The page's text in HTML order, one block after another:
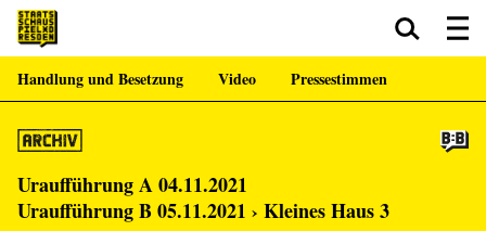
Zum Hauptinhalt springen Zum Footer springen
Handlung und Besetzung Video Pressestimmen
Uraufführung A 04.11.2021
Uraufführung B 05.11.2021 › Kleines Haus 3